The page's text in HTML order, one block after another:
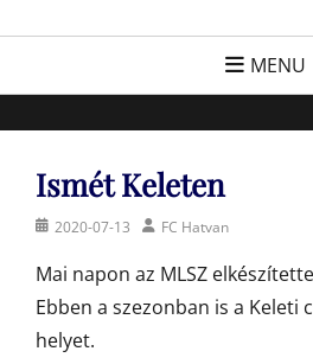
Egyesület a hatvani
MENU
Ismét Keleten
Posted2020-07-13 AuthorFC Hatvan
Mai napon az MLSZ
Ebben a szezonban is a
helyet.